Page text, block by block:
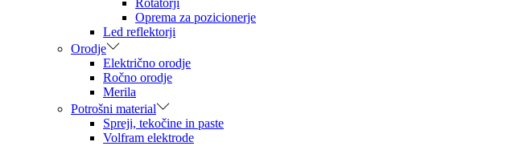
Rotatorji
Oprema za pozicionerje
Led reflektorji
Orodje
Električno orodje
Ročno orodje
Merila
Potrošni material
Spreji, tekočine in paste
Volfram elektrode